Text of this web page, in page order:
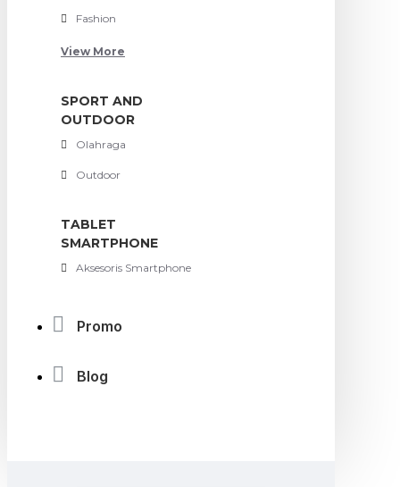
Fashion
View More
SPORT AND
OUTDOOR
Olahraga
Outdoor
TABLET
SMARTPHONE
Aksesoris Smartphone
Promo
Blog